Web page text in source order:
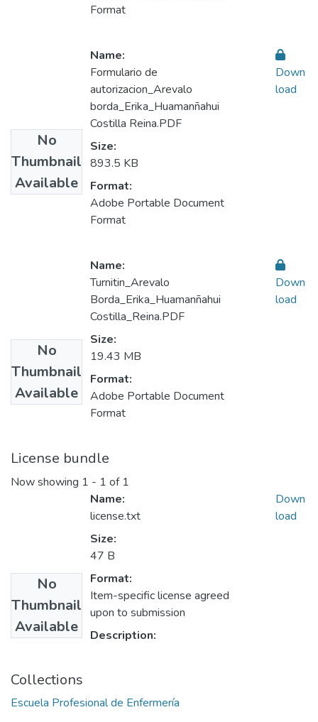
Format
No
Thumbnail
Available
Name:
Formulario de
autorizacion_Arevalo
borda_Erika_Huamanñahui
Costilla Reina.PDF
Size:
893.5 KB
Format:
Adobe Portable Document
Format
Down
load
No
Thumbnail
Available
Name:
Turnitin_Arevalo
Borda_Erika_Huamanñahui
Costilla_Reina.PDF
Size:
19.43 MB
Format:
Adobe Portable Document
Format
Down
load
License bundle
Now showing 1 - 1 of 1
No
Thumbnail
Available
Name:
license.txt
Size:
47 B
Format:
Item-specific license agreed
upon to submission
Description:
Down
load
Collections
Escuela Profesional de Enfermería